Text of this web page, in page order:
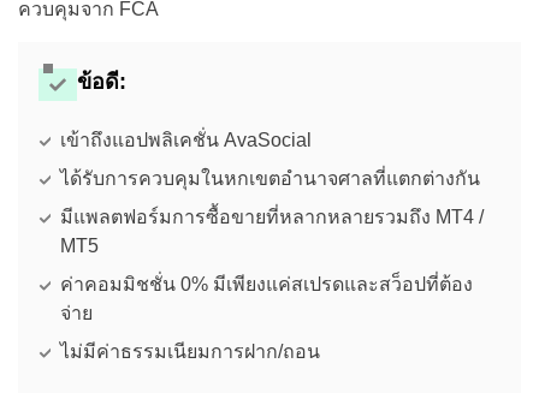
ควบคุมจาก FCA
ข้อดี:
เข้าถึงแอปพลิเคชั่น AvaSocial
ได้รับการควบคุมในหกเขตอำนาจศาลที่แตกต่างกัน
มีแพลตฟอร์มการซื้อขายที่หลากหลายรวมถึง MT4 /
MT5
ค่าคอมมิชชั่น 0% มีเพียงแค่สเปรดและสว็อปที่ต้อง
จ่าย
ไม่มีค่าธรรมเนียมการฝาก/ถอน